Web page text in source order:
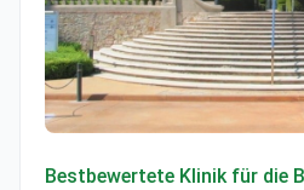
Bestbewertete Klinik für die